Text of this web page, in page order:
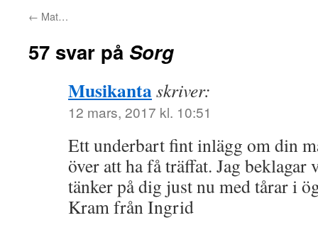
← Mat…
57 svar på Sorg
Musikantaskriver:
12 mars, 2017 kl. 10:51
Ett underbart fint inlägg om din
över att ha få träffat. Jag beklagar
tänker på dig just nu med tårar i
Kram från Ingrid